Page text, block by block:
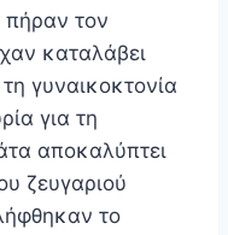
πήραν τον
καταλάβει
γυναικοκτονία
για τη
αποκαλύπτει
ζευγαριού
το